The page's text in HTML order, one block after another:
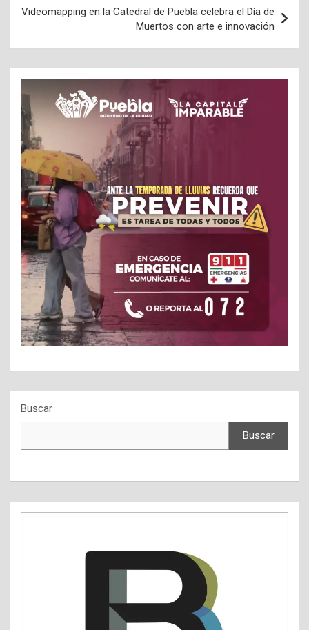
Videomapping en la Catedral de Puebla celebra el Día de
Muertos con arte e innovación
Buscar
Buscar